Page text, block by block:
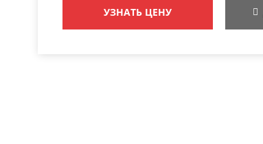
УЗНАТЬ ЦЕНУ